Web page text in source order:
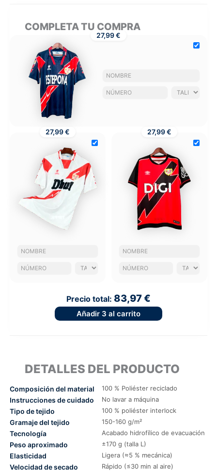
COMPLETA TU COMPRA
27,99 €
27,99 € 27,99 €
Precio total: 83,97 €
Añadir 3 al carrito
DETALLES DEL PRODUCTO
Composición del material 100 % Poliéster reciclado
Instrucciones de cuidado No lavar a máquina
Tipo de tejido 100 % poliéster interlock
Gramaje del tejido 150-160 g/m²
Tecnología Acabado hidrofílico de evacuación
Peso aproximado ±170 g (talla L)
Elasticidad Ligera (≈5 % mecánica)
Velocidad de secado Rápido (≤30 min al aire)